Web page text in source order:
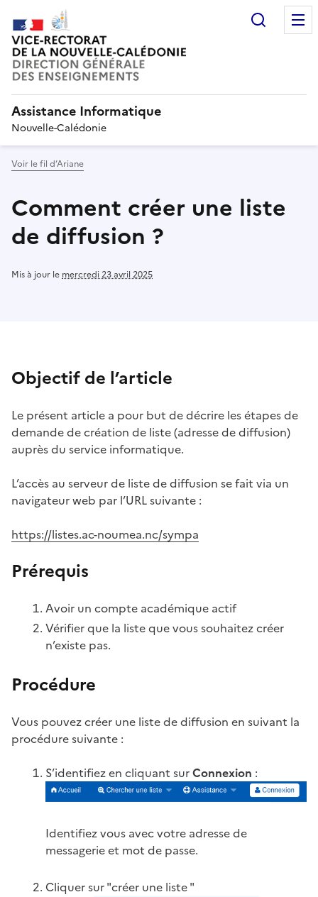
Assistance Informatique
Nouvelle-Calédonie
Voir le fil d’Ariane
Comment créer une liste
de diffusion ?
Mis à jour le mercredi 23 avril 2025
Objectif de l’article
Le présent article a pour but de décrire les étapes de
demande de création de liste (adresse de diffusion)
auprès du service informatique.
L’accès au serveur de liste de diffusion se fait via un
navigateur web par l’URL suivante :
https://listes.ac-noumea.nc/sympa
Prérequis
Avoir un compte académique actif
Vérifier que la liste que vous souhaitez créer
n’existe pas.
Procédure
Vous pouvez créer une liste de diffusion en suivant la
procédure suivante :
S’identifiez en cliquant surConnexion :
Identifiez vous avec votre adresse de
messagerie et mot de passe.
Cliquer sur "créer une liste "